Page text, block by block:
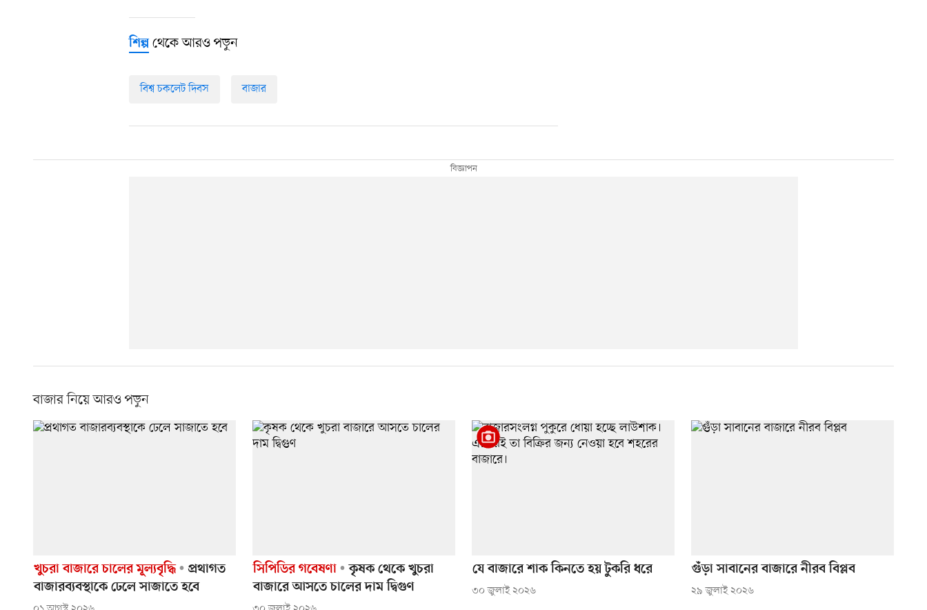
শিল্পথেকে আরও পড়ুন
বিশ্ব চকলেট দিবস বাজার
বাজার নিয়ে আরও পড়ুন
খুচরা বাজারে চালের মূল্যবৃদ্ধি
প্রথাগত
বাজারব্যবস্থাকে ঢেলে সাজাতে হবে
সিপিডির গবেষণা
কৃষক থেকে খুচরা
বাজারে আসতে চালের দাম দ্বিগুণ
যে বাজারে শাক কিনতে হয় টুকরি ধরে
৩০ জুলাই ২০২৬
গুঁড়া সাবানের বাজারে নীরব বিপ্লব
২৯ জুলাই ২০২৬